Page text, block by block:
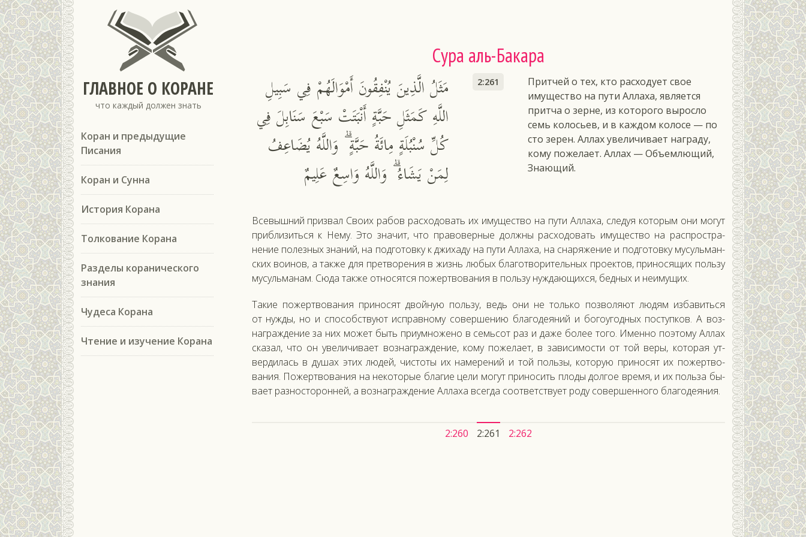
ГЛАВНОЕ О КОРАНЕ
что каждый должен знать
Коран и предыдущие
Писания
Коран и Сунна
История Корана
Толкование Корана
Разделы коранического
знания
Чудеса Корана
Чтение и изучение Корана
Сура аль-Бакара
مَثَلُ الَّذِينَ يُنْفِقُونَ أَمْوَالَهُمْ فِي سَبِيلِ
اللَّهِ كَمَثَلِ حَبَّةٍ أَنْبَتَتْ سَبْعَ سَنَابِلَ فِي
كُلِّ سُنْبُلَةٍ مِائَةُ حَبَّةٍ ۗ وَاللَّهُ يُضَاعِفُ
لِمَنْ يَشَاءُ ۗ وَاللَّهُ وَاسِعٌ عَلِيمٌ
2:261
Притчей о тех, кто расходует свое
имущество на пути Аллаха, является
притча о зерне, из которого выросло
семь колосьев, и в каждом колосе — по
сто зерен. Аллах увеличивает награду,
кому пожелает. Аллах — Объемлющий,
Знающий.
Все­выш­ний приз­вал Сво­их ра­бов рас­хо­довать их иму­щес­тво на пу­ти Ал­ла­ха, сле­дуя ко­торым они мо­гут
приб­ли­зить­ся к Не­му. Это зна­чит, что пра­вовер­ные дол­жны рас­хо­довать иму­щес­тво на рас­простра­
нение по­лез­ных зна­ний, на под­го­тов­ку к джи­хаду на пу­ти Ал­ла­ха, на сна­ряже­ние и под­го­тов­ку му­суль­ман­
ских во­инов, а так­же для прет­во­рения в жизнь лю­бых бла­гот­во­ритель­ных про­ек­тов, при­нося­щих поль­зу
му­суль­ма­нам. Сю­да так­же от­но­сят­ся по­жер­тво­вания в поль­зу нуж­да­ющих­ся, бед­ных и не­иму­щих.
Та­кие по­жер­тво­вания при­носят двой­ную поль­зу, ведь они не толь­ко поз­во­ля­ют лю­дям из­ба­вить­ся
от нуж­ды, но и спо­собс­тву­ют ис­прав­но­му со­вер­ше­нию бла­годе­яний и бо­го­угод­ных пос­тупков. А воз­
награж­де­ние за них мо­жет быть при­ум­но­жено в семь­сот раз и да­же бо­лее то­го. Имен­но по­это­му Ал­лах
ска­зал, что он уве­личи­ва­ет воз­награж­де­ние, ко­му по­жела­ет, в за­виси­мос­ти от той ве­ры, ко­торая ут­
верди­лась в ду­шах этих лю­дей, чис­то­ты их на­мере­ний и той поль­зы, ко­торую при­носят их по­жер­тво­
вания. По­жер­тво­вания на не­кото­рые бла­гие це­ли мо­гут при­носить пло­ды дол­гое вре­мя, и их поль­за бы­
ва­ет раз­носто­рон­ней, а воз­награж­де­ние Ал­ла­ха всег­да со­от­ветс­тву­ет ро­ду со­вер­шенно­го бла­годе­яния.
2:260 2:261 2:262